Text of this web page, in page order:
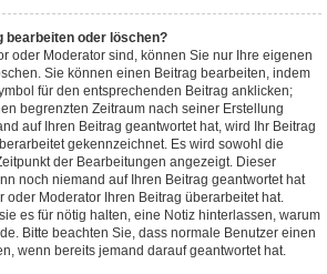
bearbeiten oder löschen?
oder Moderator sind, können Sie nur Ihre eigenen
Sie können einen Beitrag bearbeiten, indem
für den entsprechenden Beitrag anklicken;
begrenzten Zeitraum nach seiner Erstellung
auf Ihren Beitrag geantwortet hat, wird Ihr Beitrag
gekennzeichnet. Es wird sowohl die
der Bearbeitungen angezeigt. Dieser
noch niemand auf Ihren Beitrag geantwortet hat
oder Moderator Ihren Beitrag überarbeitet hat.
es für nötig halten, eine Notiz hinterlassen, warum
Bitte beachten Sie, dass normale Benutzer einen
wenn bereits jemand darauf geantwortet hat.